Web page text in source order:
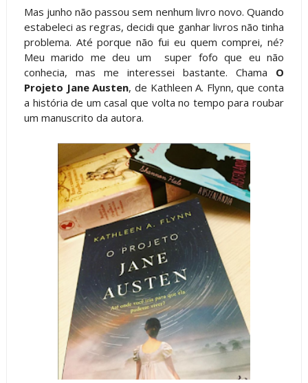
Mas junho não passou sem nenhum livro novo. Quando
estabeleci as regras, decidi que ganhar livros não tinha
problema. Até porque não fui eu quem comprei, né?
Meu marido me deu um super fofo que eu não
conhecia, mas me interessei bastante. Chama O
Projeto Jane Austen, de Kathleen A. Flynn, que conta
a história de um casal que volta no tempo para roubar
um manuscrito da autora.